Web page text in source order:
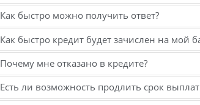
Как быстро можно получить ответ?
Как быстро кредит будет зачислен на мой
Почему мне отказано в кредите?
Есть ли возможность продлить срок